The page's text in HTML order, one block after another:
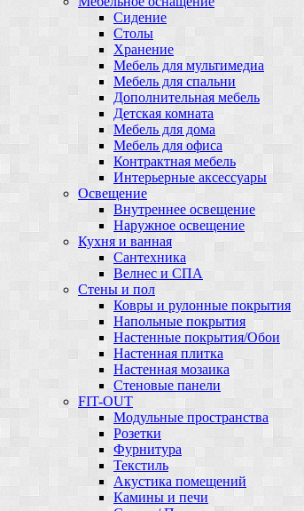
Сидение
Столы
Хранение
Мебель для мультимедиа
Мебель для спальни
Дополнительная мебель
Детская комната
Мебель для дома
Мебель для офиса
Контрактная мебель
Интерьерные аксессуары
Освещение
Внутреннее освещение
Наружное освещение
Кухня и ванная
Сантехника
Велнес и СПА
Стены и пол
Ковры и рулонные покрытия
Напольные покрытия
Настенные покрытия/Обои
Настенная плитка
Настенная мозаика
Стеновые панели
FIT-OUT
Модульные пространства
Розетки
Фурнитура
Текстиль
Акустика помещений
Камины и печи